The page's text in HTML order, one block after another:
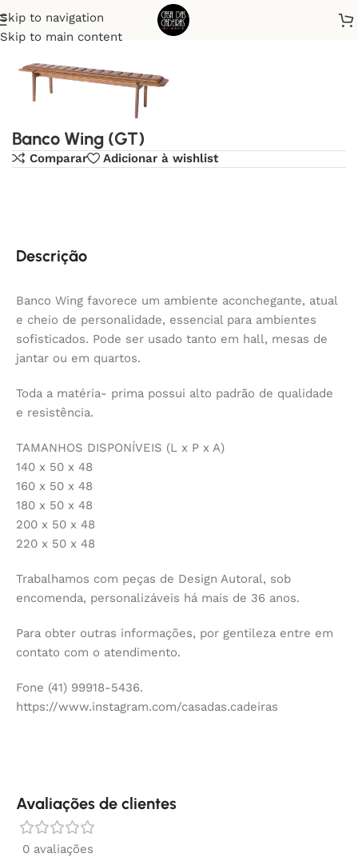
Skip to navigation
Skip to main content
Início Bancos
Banco Wing (GT)
Comparar Adicionar à wishlist
Descrição
Banco Wing favorece um ambiente aconchegante, atual
e cheio de personalidade, essencial para ambientes
sofisticados. Pode ser usado tanto em hall, mesas de
jantar ou em quartos.
Toda a matéria- prima possui alto padrão de qualidade
e resistência.
TAMANHOS DISPONÍVEIS (L x P x A)
140 x 50 x 48
160 x 50 x 48
180 x 50 x 48
200 x 50 x 48
220 x 50 x 48
Trabalhamos com peças de Design Autoral, sob
encomenda, personalizáveis há mais de 36 anos.
Para obter outras informações, por gentileza entre em
contato com o atendimento.
Fone (41) 99918-5436.
https://www.instagram.com/casadas.cadeiras
Avaliações de clientes
0 avaliações